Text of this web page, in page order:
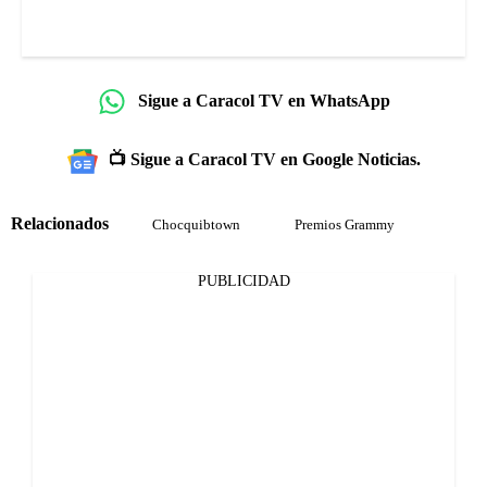
Sigue a Caracol TV en WhatsApp
📺 Sigue a Caracol TV en Google Noticias.
Relacionados Chocquibtown Premios Grammy
PUBLICIDAD